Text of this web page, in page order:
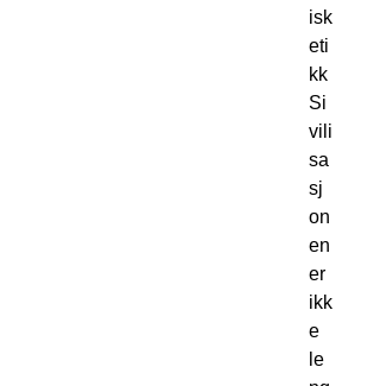
isk
eti
kk
Si
vili
sa
sj
on
en
er
ikk
e
le